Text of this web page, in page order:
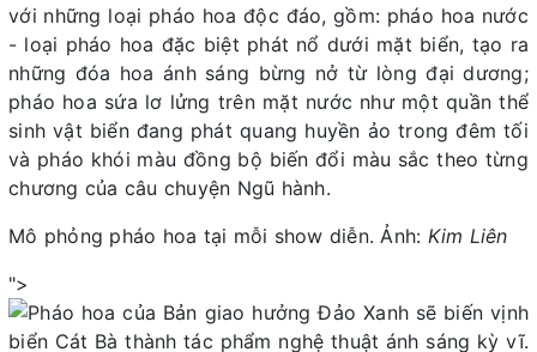
với những loại pháo hoa độc đáo, gồm: pháo hoa nước
- loại pháo hoa đặc biệt phát nổ dưới mặt biển, tạo ra
những đóa hoa ánh sáng bừng nở từ lòng đại dương;
pháo hoa sứa lơ lửng trên mặt nước như một quần thể
sinh vật biển đang phát quang huyền ảo trong đêm tối
và pháo khói màu đồng bộ biến đổi màu sắc theo từng
chương của câu chuyện Ngũ hành.
Mô phỏng pháo hoa tại mỗi show diễn. Ảnh: Kim Liên
">